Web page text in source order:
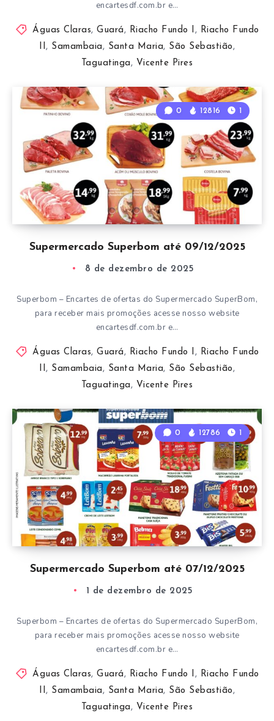
encartesdf.com.br e…
Águas Claras, Guará , Riacho Fundo I , Riacho Fundo
, Samambaia , Santa Maria, São Sebastião ,
Taguatinga , Vicente Pires
Supermercado Superbom até 09/12/2025
0 12816 1
8 de dezembro de 2025
Superbom – Encartes de ofertas do Supermercado SuperBom,
para receber mais promoções acesse nosso website
encartesdf.com.br e…
Águas Claras, Guará , Riacho Fundo I , Riacho Fundo
, Samambaia , Santa Maria, São Sebastião ,
Taguatinga , Vicente Pires
Supermercado Superbom até 07/12/2025
0 12786 1
1 de dezembro de 2025
Superbom – Encartes de ofertas do Supermercado SuperBom,
para receber mais promoções acesse nosso website
encartesdf.com.br e…
Águas Claras, Guará , Riacho Fundo I , Riacho Fundo
, Samambaia , Santa Maria, São Sebastião ,
Taguatinga , Vicente Pires